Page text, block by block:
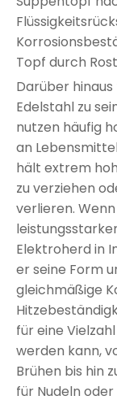
Topf durch
Darüber
Edelstahl zu
nutzen häufig
an
hält extrem
zu verziehen
verlieren.
Elektroherd in
er seine Form
gleichmäßige
für eine
werden kann,
Brühen bis hin
für Nudeln